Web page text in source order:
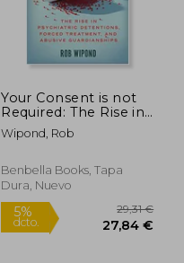
Your Consent is not
Required: The Rise in
Psychiatric
Detentions, Forced
Abusive
Guardianships (en
Wipond, Rob
Benbella Books, Tapa
Dura, Nuevo